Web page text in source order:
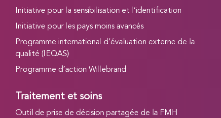
Initiative pour la sensibilisation et l’identification
Initiative pour les pays moins avancés
Programme international d’évaluation externe de la
qualité (IEQAS)
Programme d’action Willebrand
Traitement et soins
Outil de prise de décision partagée de la FMH